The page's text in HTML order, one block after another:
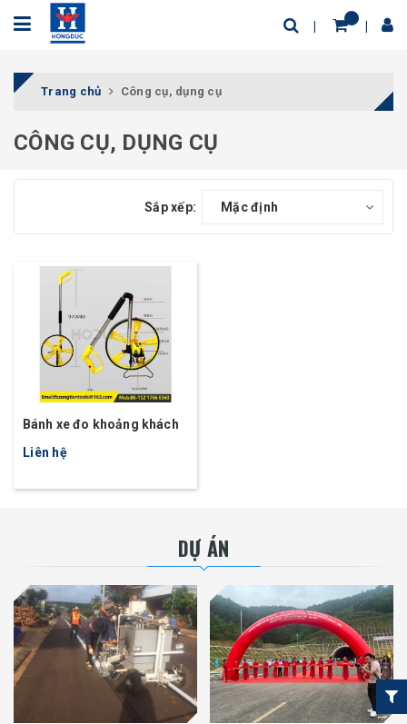
Trang chủ Công cụ, dụng cụ
CÔNG CỤ, DỤNG CỤ
Sắp xếp: Mặc định
Bánh xe đo khoảng khách
Liên hệ
DỰ ÁN